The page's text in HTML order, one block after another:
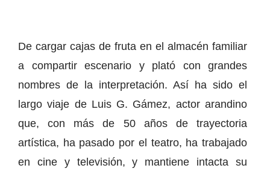
De cargar cajas de fruta en el almacén familiar
a compartir escenario y plató con grandes
nombres de la interpretación. Así ha sido el
largo viaje de Luis G. Gámez, actor arandino
que, con más de 50 años de trayectoria
artística, ha pasado por el teatro, ha trabajado
en cine y televisión, y mantiene intacta su